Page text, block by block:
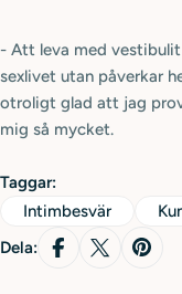
- Att leva med
sexlivet utan påverkar
otroligt glad att jag
mig så mycket.
Taggar:
Intimbesvär
Dela: